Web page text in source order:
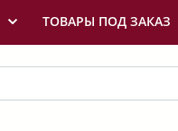
ТОВАРЫ ПОД ЗАКАЗ